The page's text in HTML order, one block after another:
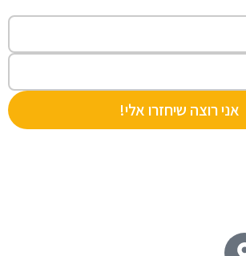
אני רוצה שיחזרו אלי!